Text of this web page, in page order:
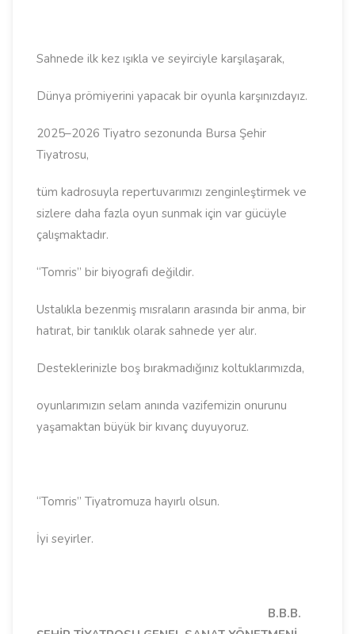
Sahnede ilk kez ışıkla ve seyirciyle karşılaşarak,
Dünya prömiyerini yapacak bir oyunla karşınızdayız.
2025–2026 Tiyatro sezonunda Bursa Şehir
Tiyatrosu,
tüm kadrosuyla repertuvarımızı zenginleştirmek ve
sizlere daha fazla oyun sunmak için var gücüyle
çalışmaktadır.
“Tomris” bir biyografi değildir.
Ustalıkla bezenmiş mısraların arasında bir anma, bir
hatırat, bir tanıklık olarak sahnede yer alır.
Desteklerinizle boş bırakmadığınız koltuklarımızda,
oyunlarımızın selam anında vazifemizin onurunu
yaşamaktan büyük bir kıvanç duyuyoruz.
“Tomris” Tiyatromuza hayırlı olsun.
İyi seyirler.
B.B.B.